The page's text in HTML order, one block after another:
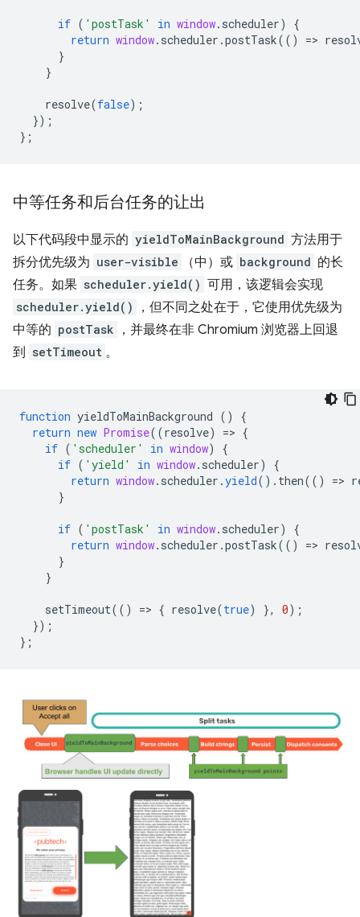
if ( 'postTask' in window. scheduler)
{
return window. scheduler .postTask(() =>
}
}
resolve(false);
});
};
中等任务和后台任务的让出
以下代码段中显示的 yieldToMainBackground 方法用于
拆分优先级为 user-visible （中）或 background 的长
任务。如果 scheduler.yield() 可用，该逻辑会实现
scheduler.yield()
，但不同之处在于，它使用优先级为
中等的 postTask
，并最终在非 Chromium 浏览器上回退
到 setTimeout 。
function yieldToMainBackground ()
{
return new Promise((resolve) => {
if ( 'scheduler' in window)
{
if ( 'yield' in window. scheduler)
{
return window. scheduler .yield(). then(() =>
}
if ( 'postTask' in window. scheduler)
{
return window. scheduler .postTask(() =>
}
}
setTimeout(() => { resolve(true) }, 0);
});
};